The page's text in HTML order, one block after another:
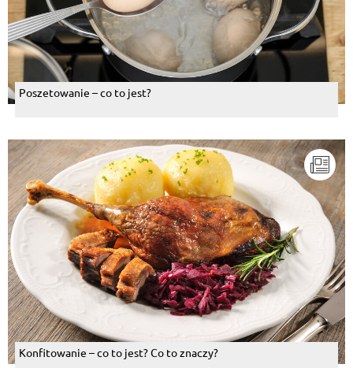
Poszetowanie – co to jest?
Konfitowanie – co to jest? Co to znaczy?